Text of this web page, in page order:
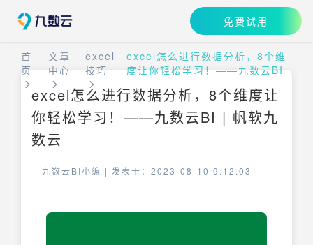
免费试用
首
页
文章
中心
excel
技巧
excel怎么进行数据分析，8个维
度让你轻松学习！——九数云BI
excel怎么进行数据分析，8个维度让
你轻松学习！——九数云BI | 帆软九
数云
九数云BI小编 | 发表于：2023-08-10 9:12:03